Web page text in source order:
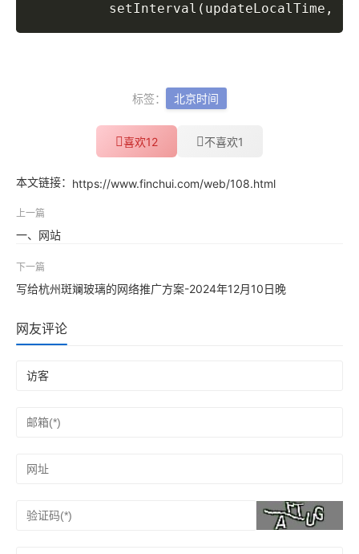
setInterval(updateLocalTime,
标签： 北京时间
喜欢12 不喜欢1
本文链接： https://www.finchui.com/web/108.html
上一篇
一、网站
下一篇
写给杭州斑斓玻璃的网络推广方案-2024年12月10日晚
网友评论